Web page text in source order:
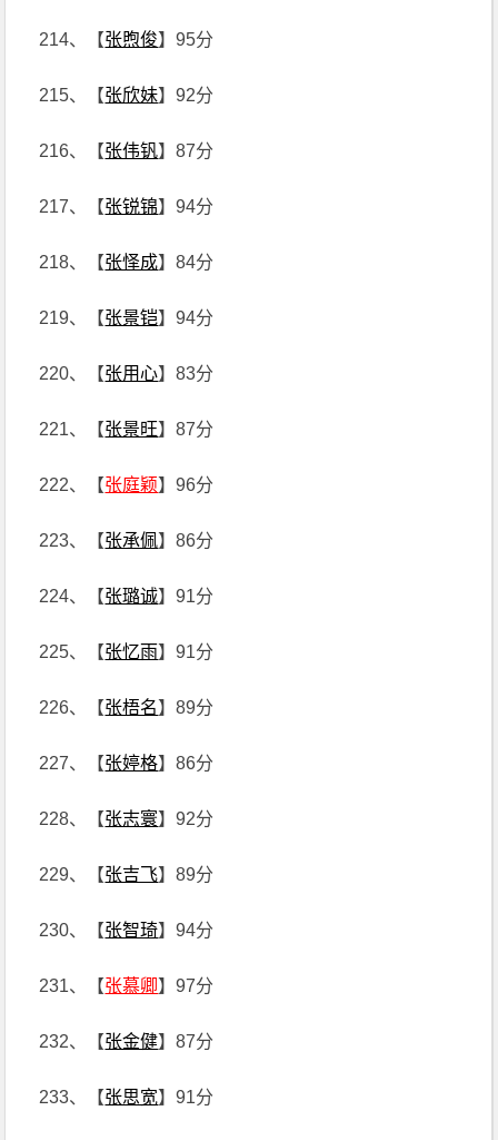
214、【张煦俊】95分
215、【张欣妹】92分
216、【张伟钒】87分
217、【张锐锦】94分
218、【张怿成】84分
219、【张景铠】94分
220、【张用心】83分
221、【张景旺】87分
222、【张庭颖】96分
223、【张承佩】86分
224、【张璐诚】91分
225、【张忆雨】91分
226、【张梧名】89分
227、【张婷格】86分
228、【张志寰】92分
229、【张吉飞】89分
230、【张智琦】94分
231、【张慕卿】97分
232、【张金健】87分
233、【张思宽】91分